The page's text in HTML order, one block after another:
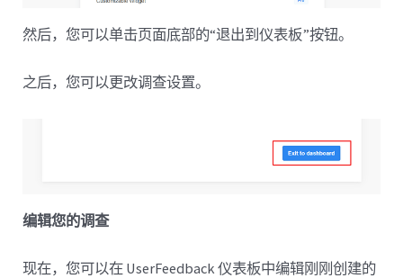
然后，您可以单击页面底部的“退出到仪表板”按钮。
之后，您可以更改调查设置。
编辑您的调查
现在，您可以在 UserFeedback 仪表板中编辑刚刚创建的